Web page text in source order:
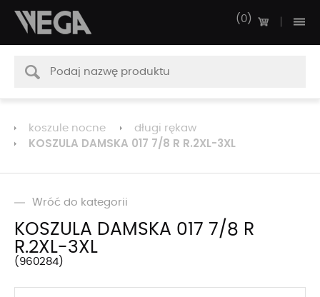
0
koszule nocne długi rękaw
KOSZULA DAMSKA 017 7/8 R R.2XL-3XL
Wróć do kategorii
KOSZULA DAMSKA 017 7/8 R
R.2XL-3XL
960284